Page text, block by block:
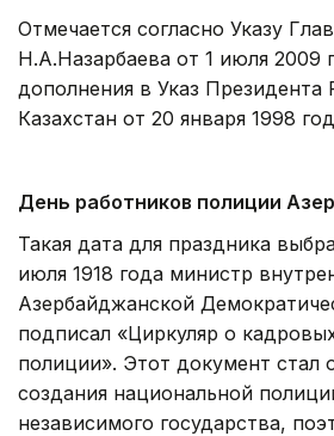
Отмечается согласно Указу
Н.А.Назарбаева от 1 июля 2009
дополнения в Указ Президента
Казахстан от 20 января 1998
День работников полиции
Такая дата для праздника
июля 1918 года министр
Азербайджанской
подписал «Циркуляр о
полиции». Этот документ стал
создания национальной
независимого государства,